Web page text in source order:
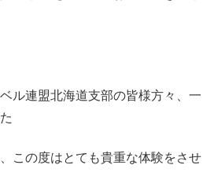
ル連盟北海道支部の皆様方々、一
この度はとても貴重な体験をさせ